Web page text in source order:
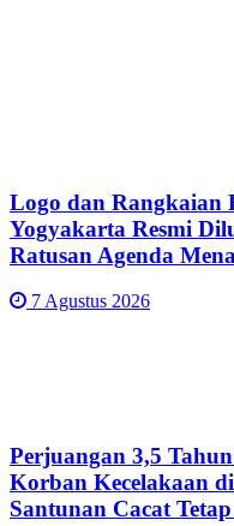
Logo dan Rangkaian
Yogyakarta Resmi
Ratusan Agenda
7 Agustus 2026
Perjuangan 3,5
Korban Kecelakaan
Santunan Cacat